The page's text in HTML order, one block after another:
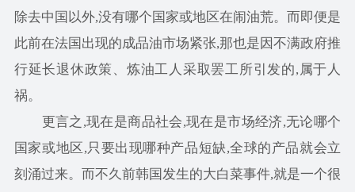
除去中国以外,没有哪个国家或地区在闹油荒。而即便是
此前在法国出现的成品油市场紧张,那也是因不满政府推
行延长退休政策、炼油工人采取罢工所引发的,属于人
祸。
更言之,现在是商品社会,现在是市场经济,无论哪个
国家或地区,只要出现哪种产品短缺,全球的产品就会立
刻涌过来。而不久前韩国发生的大白菜事件,就是一个很